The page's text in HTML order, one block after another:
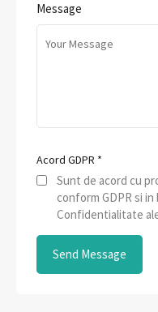
Message
Acord GDPR *
Sunt de acord cu
conform GDPR si
Confidentialitate